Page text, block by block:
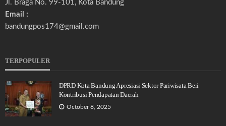
Jl. Braga No. 99-101, Kota Bandung
Email :
bandungpos174@gmail.com
TERPOPULER
DPRD Kota Bandung Apresiasi Sektor Pariwisata Beri
Kontribusi Pendapatan Daerah
October 8, 2025